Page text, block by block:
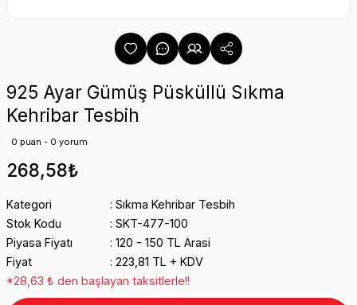
925 Ayar Gümüş Püsküllü Sıkma
Kehribar Tesbih
0 puan - 0 yorum
268,58₺
Kategori
Sıkma Kehribar Tesbih
Stok Kodu
SKT-477-100
Piyasa Fiyatı
120 - 150 TL Arasi
Fiyat
223,81 TL + KDV
*28,63 ₺ den başlayan taksitlerle!!